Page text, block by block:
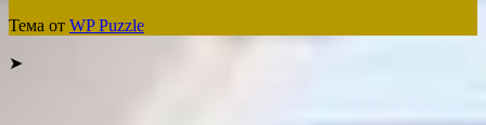
Тема от WP Puzzle
➤